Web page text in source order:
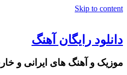
Skip to content
دانلود رایگان آهنگ
موزیک و آهنگ های ایرانی و